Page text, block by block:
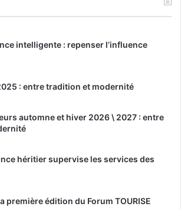
intelligente : repenser l’influence
: entre tradition et modernité
automne et hiver 2026 \ 2027 : entre
héritier supervise les services des
première édition du Forum TOURISE